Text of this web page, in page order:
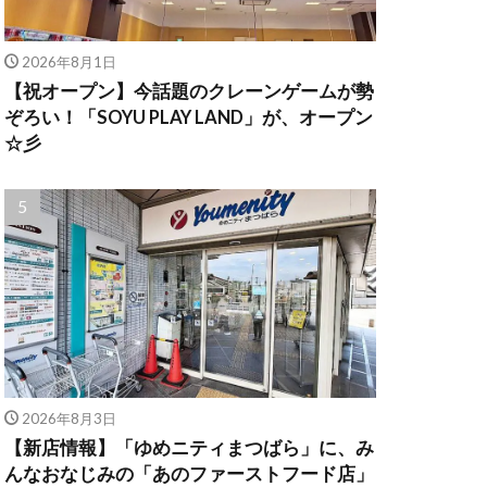
2026年8月1日
【祝オープン】今話題のクレーンゲームが勢
ぞろい！「SOYU PLAY LAND」が、オープン
☆彡
2026年8月3日
【新店情報】「ゆめニティまつばら」に、み
んなおなじみの「あのファーストフード店」